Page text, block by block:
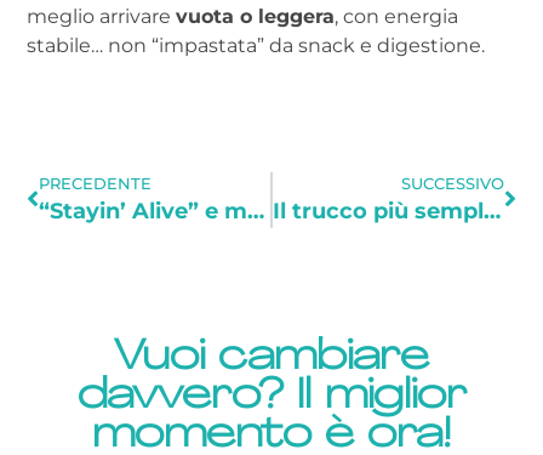
meglio arrivare vuota o leggera, con energia
stabile… non “impastata” da snack e digestione.
PRECEDENTE
“Stayin’ Alive” e massaggio cardiaco: perché una canzone può salvare una vita
SUCCESSIVO
Il trucco più semplice per calmare il corpo: una nota
Vuoi cambiare
davvero? Il miglior
momento è ora!